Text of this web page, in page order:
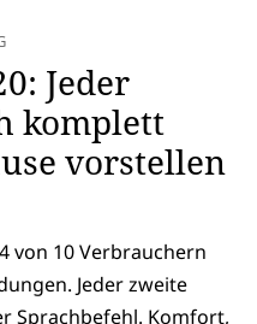
Jeder
komplett
vorstellen
von 10 Verbrauchern
Jeder zweite
Sprachbefehl. Komfort,